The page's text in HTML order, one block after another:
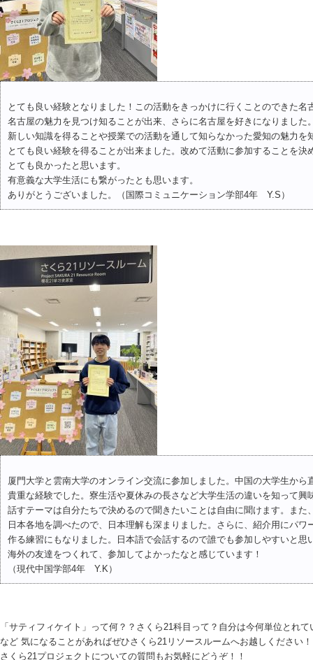
とても良い経験となりました！この活動をきっかけに行くことのできた名
名古屋の魅力を見つけ知ることが出来、さらに名古屋を好きになりました
新しい知識を得ることや授業での活動を通して知らなかった愛知の魅力を
とても良い経験を得ることが出来ました。改めて活動に参加することを決
とても良かったと思います。
有意義な大学生活にも繋がったとも思います。
ありがとうございました。（国際コミュニケーション学部4年 Y.S）
厦門大学と雲南大学のオンライン交流に参加しました。中国の大学生から
貴重な経験でした。寮生活や夏休みの長さなど大学生活の違いを知って興
話すテーマは自分たちで決めるので聞きたいことは自由に聞けます。また
日本各地を調べたので、日本理解も深まりました。さらに、紹介用にパワ
作る練習にもなりました。日本語で会話するので誰でも参加しやすいと思
海外の友達をつくれて、参加してよかったなと感じています！
（現代中国学部4年 Y.K）
「サティフィケイト」って何？？さくら21科目って？自分は今何単位とれて
など 気になることがあればぜひさくら21リソースルームへお越しください！
さくら21プロジェクトについての質問もお気軽にどうぞ！！